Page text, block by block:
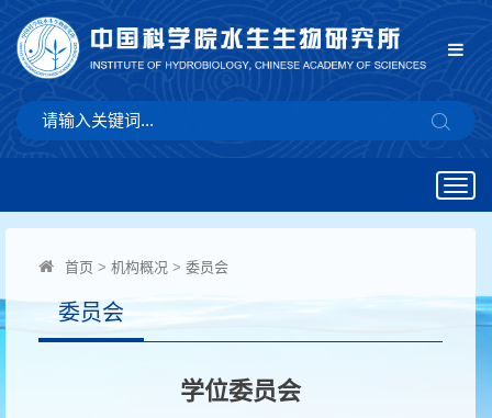
首页 > 机构概况 > 委员会
委员会
学位委员会